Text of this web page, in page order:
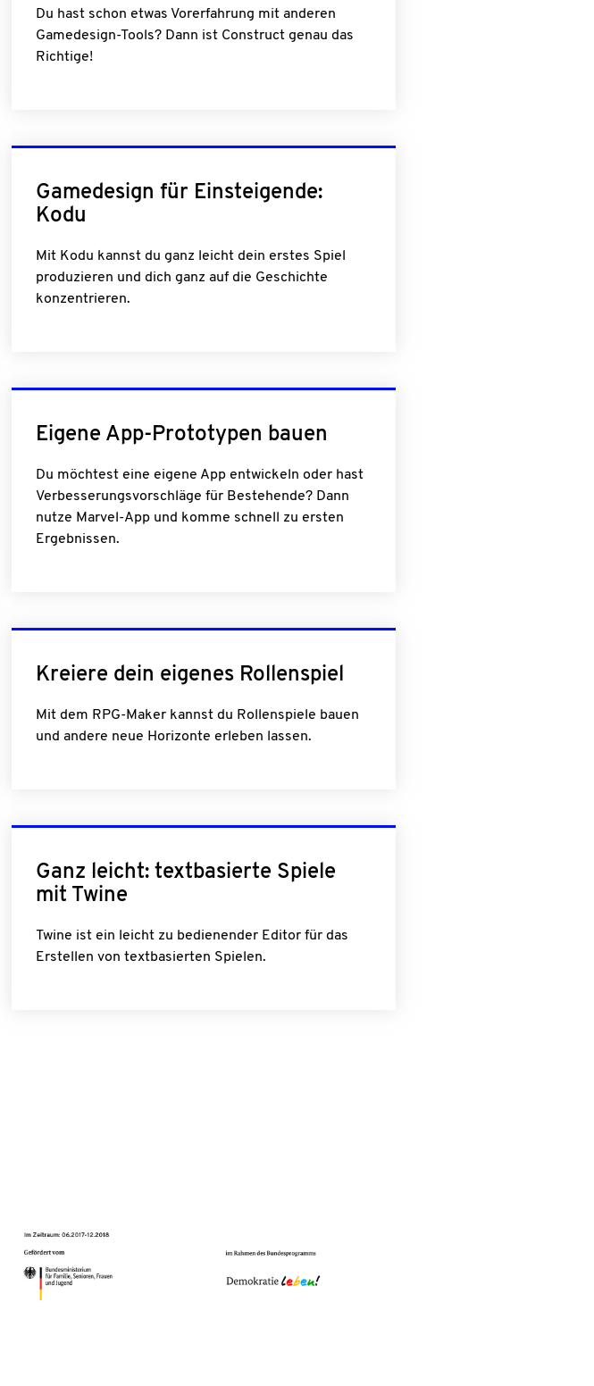
Du hast schon etwas Vorerfahrung mit anderen
Gamedesign-Tools? Dann ist Construct genau das
Richtige!
Gamedesign für Einsteigende:
Kodu
Mit Kodu kannst du ganz leicht dein erstes Spiel
produzieren und dich ganz auf die Geschichte
konzentrieren.
Eigene App-Prototypen bauen
Du möchtest eine eigene App entwickeln oder hast
Verbesserungsvorschläge für Bestehende? Dann
nutze Marvel-App und komme schnell zu ersten
Ergebnissen.
Kreiere dein eigenes Rollenspiel
Mit dem RPG-Maker kannst du Rollenspiele bauen
und andere neue Horizonte erleben lassen.
Ganz leicht: textbasierte Spiele
mit Twine
Twine ist ein leicht zu bedienender Editor für das
Erstellen von textbasierten Spielen.